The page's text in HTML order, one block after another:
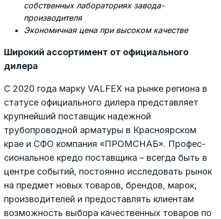
собственных лабораториях завода-
производителя
Экономичная цена при высоком качестве
Широкий ассортимент от официального
дилера
С 2020 года марку VALFEX на рынке региона в
статусе официального дилера представляет
крупнейший поставщик надежной
трубопроводной арматуры в Красноярском
крае и СФО компания «ПРОМСНАБ». Профес­
сиональное кредо поставщика – всегда быть в
центре событий, постоянно исследовать рынок
на предмет новых товаров, брендов, марок,
производителей и предоставлять клиентам
возможность выбора качественных товаров по